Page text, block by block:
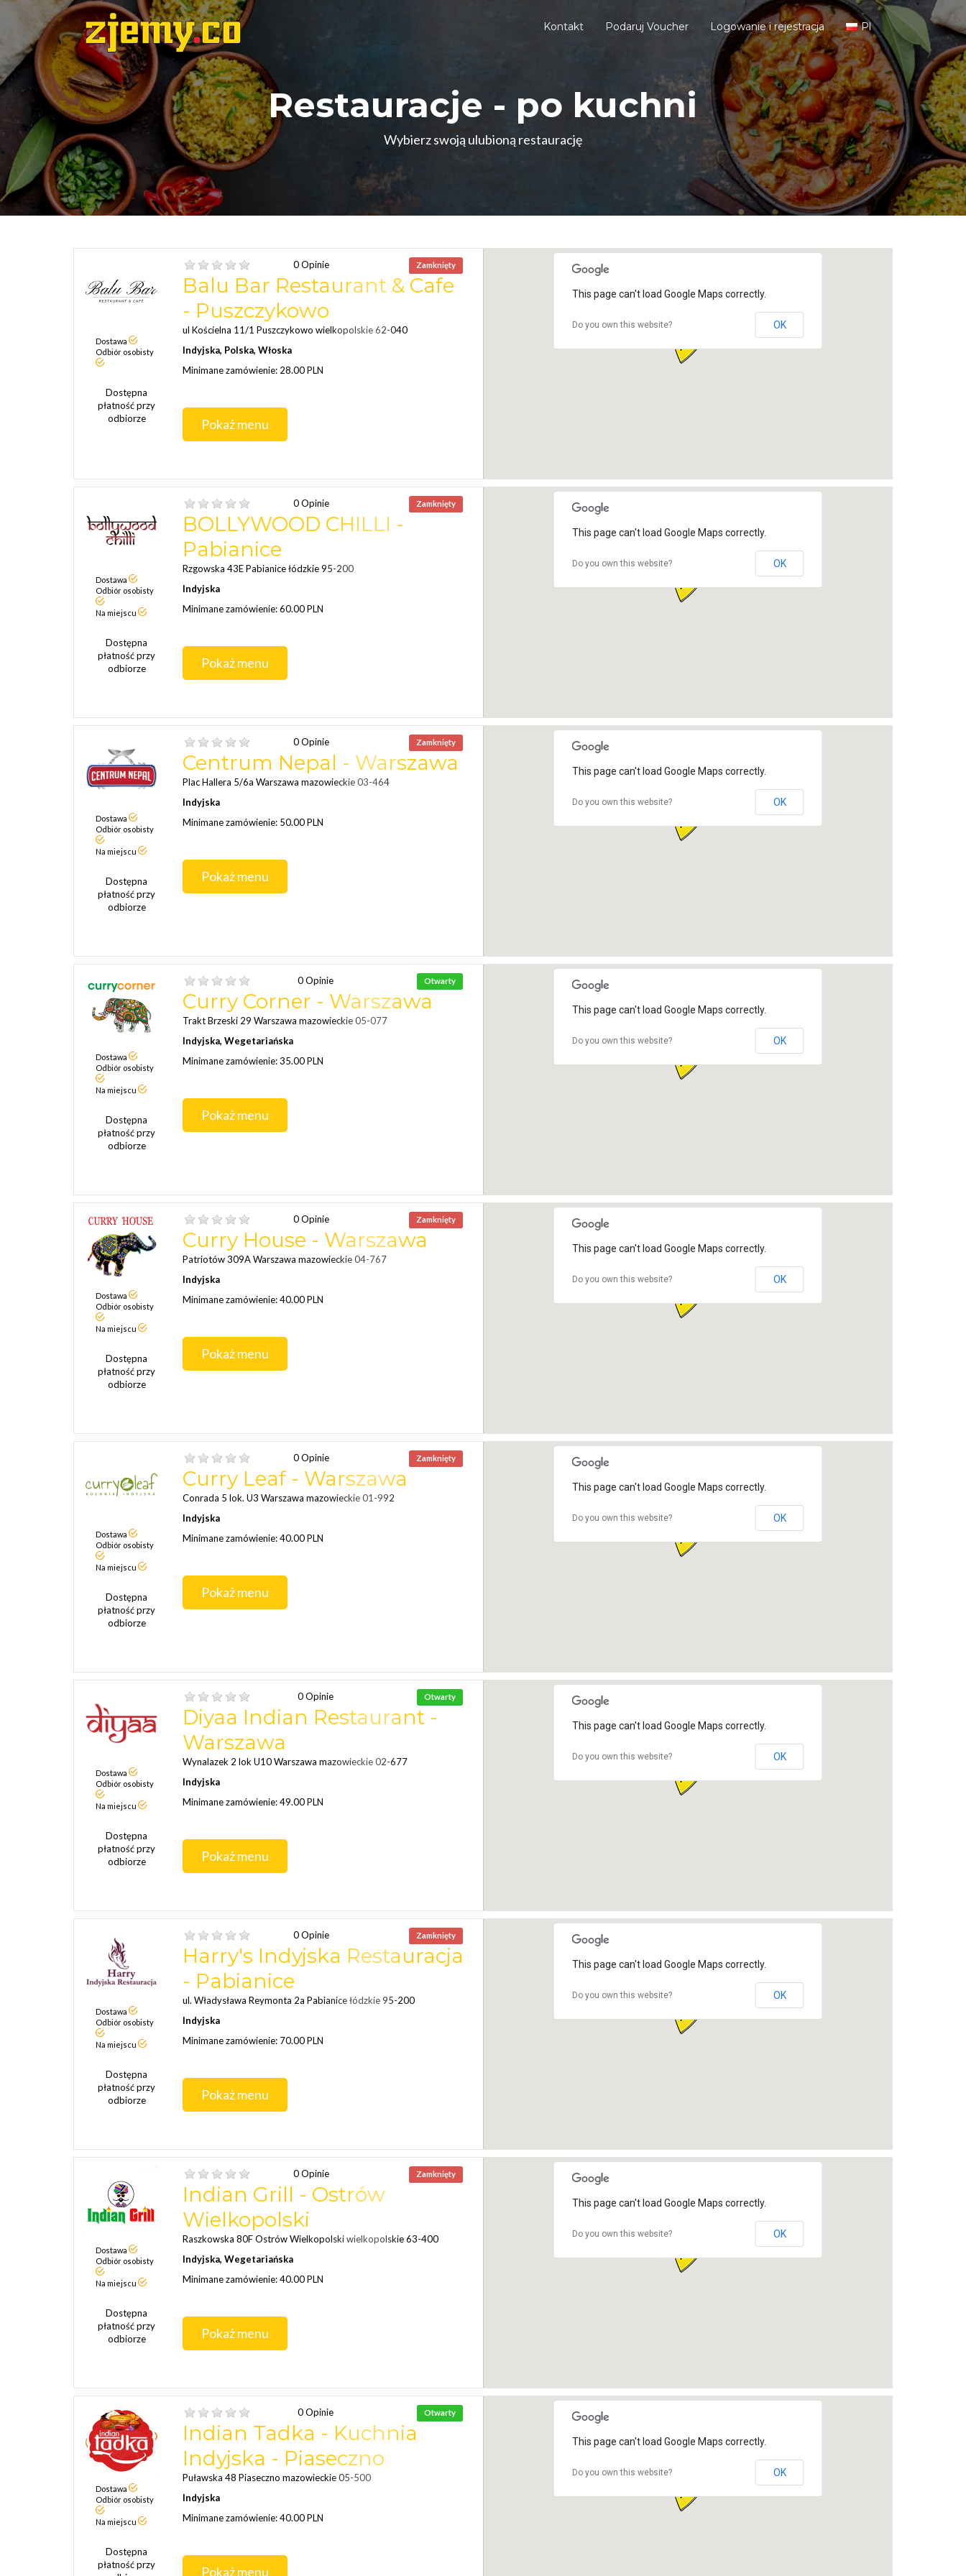
Kontakt Podaruj Voucher Logowanie i rejestracja Pl
Restauracje - po kuchni
Wybierz swoją ulubioną restaurację
Dostawa
Odbiór osobisty
Dostępna
płatność przy
odbiorze
0 Opinie Zamknięty
Balu Bar Restaurant & Cafe
- Puszczykowo
ul Kościelna 11/1 Puszczykowo wielkopolskie 62-040
Indyjska, Polska, Włoska
Minimane zamówienie: 28.00 PLN
Pokaż menu
This page can't load Google Maps correctly.
Do you own this website? OK
Dostawa
Odbiór osobisty
Na miejscu
Dostępna
płatność przy
odbiorze
0 Opinie Zamknięty
BOLLYWOOD CHILLI -
Pabianice
Rzgowska 43E Pabianice łódzkie 95-200
Indyjska
Minimane zamówienie: 60.00 PLN
Pokaż menu
This page can't load Google Maps correctly.
Do you own this website? OK
Dostawa
Odbiór osobisty
Na miejscu
Dostępna
płatność przy
odbiorze
0 Opinie Zamknięty
Centrum Nepal - Warszawa
Plac Hallera 5/6a Warszawa mazowieckie 03-464
Indyjska
Minimane zamówienie: 50.00 PLN
Pokaż menu
This page can't load Google Maps correctly.
Do you own this website? OK
Dostawa
Odbiór osobisty
Na miejscu
Dostępna
płatność przy
odbiorze
0 Opinie Otwarty
Curry Corner - Warszawa
Trakt Brzeski 29 Warszawa mazowieckie 05-077
Indyjska, Wegetariańska
Minimane zamówienie: 35.00 PLN
Pokaż menu
This page can't load Google Maps correctly.
Do you own this website? OK
Dostawa
Odbiór osobisty
Na miejscu
Dostępna
płatność przy
odbiorze
0 Opinie Zamknięty
Curry House - Warszawa
Patriotów 309A Warszawa mazowieckie 04-767
Indyjska
Minimane zamówienie: 40.00 PLN
Pokaż menu
This page can't load Google Maps correctly.
Do you own this website? OK
Dostawa
Odbiór osobisty
Na miejscu
Dostępna
płatność przy
odbiorze
0 Opinie Zamknięty
Curry Leaf - Warszawa
Conrada 5 lok. U3 Warszawa mazowieckie 01-992
Indyjska
Minimane zamówienie: 40.00 PLN
Pokaż menu
This page can't load Google Maps correctly.
Do you own this website? OK
Dostawa
Odbiór osobisty
Na miejscu
Dostępna
płatność przy
odbiorze
0 Opinie Otwarty
Diyaa Indian Restaurant -
Warszawa
Wynalazek 2 lok U10 Warszawa mazowieckie 02-677
Indyjska
Minimane zamówienie: 49.00 PLN
Pokaż menu
This page can't load Google Maps correctly.
Do you own this website? OK
Dostawa
Odbiór osobisty
Na miejscu
Dostępna
płatność przy
odbiorze
0 Opinie Zamknięty
Harry's Indyjska Restauracja
- Pabianice
ul. Władysława Reymonta 2a Pabianice łódzkie 95-200
Indyjska
Minimane zamówienie: 70.00 PLN
Pokaż menu
This page can't load Google Maps correctly.
Do you own this website? OK
Dostawa
Odbiór osobisty
Na miejscu
Dostępna
płatność przy
odbiorze
0 Opinie Zamknięty
Indian Grill - Ostrów
Wielkopolski
Raszkowska 80F Ostrów Wielkopolski wielkopolskie 63-400
Indyjska, Wegetariańska
Minimane zamówienie: 40.00 PLN
Pokaż menu
This page can't load Google Maps correctly.
Do you own this website? OK
Dostawa
Odbiór osobisty
Na miejscu
Dostępna
płatność przy
0 Opinie Otwarty
Indian Tadka - Kuchnia
Indyjska - Piaseczno
Puławska 48 Piaseczno mazowieckie 05-500
Indyjska
Minimane zamówienie: 40.00 PLN
Pokaż menu
This page can't load Google Maps correctly.
Do you own this website? OK